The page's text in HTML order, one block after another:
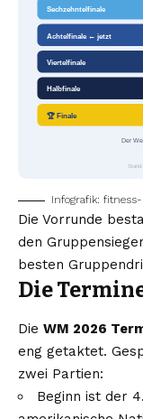
Sechzehntelfinale
Achtelfinale ← jetzt
Viertelfinale
Halbfinale
🏆 Finale
Der
Infografik:
Die Vorrunde
den
besten
Die
Die WM 2026
eng getaktet.
zwei Partien:
Beginn ist der